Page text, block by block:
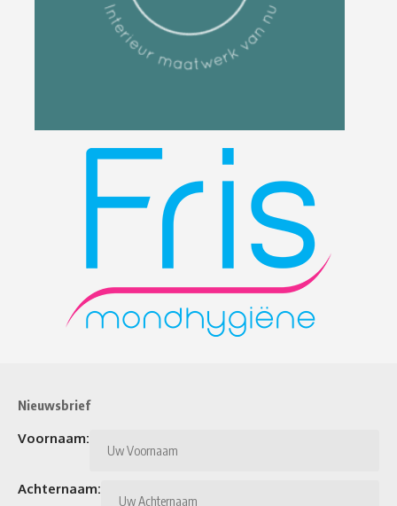
Nieuwsbrief
Voornaam:
Achternaam: